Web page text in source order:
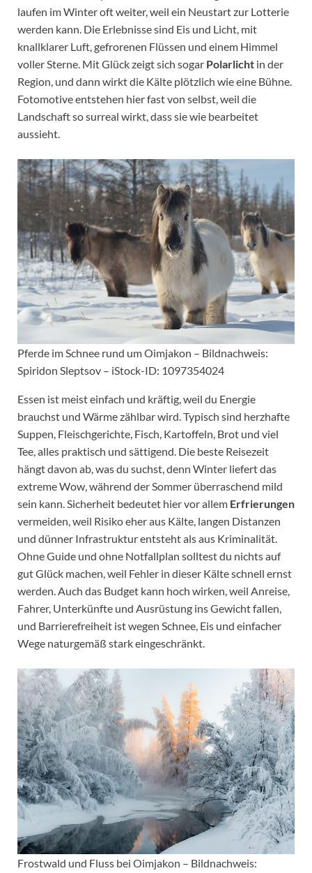
laufen im Winter oft weiter, weil ein Neustart zur Lotterie
werden kann. Die Erlebnisse sind Eis und Licht, mit
knallklarer Luft, gefrorenen Flüssen und einem Himmel
voller Sterne. Mit Glück zeigt sich sogar Polarlicht in der
Region, und dann wirkt die Kälte plötzlich wie eine Bühne.
Fotomotive entstehen hier fast von selbst, weil die
Landschaft so surreal wirkt, dass sie wie bearbeitet
aussieht.
Pferde im Schnee rund um Oimjakon – Bildnachweis:
Spiridon Sleptsov – iStock-ID: 1097354024
Essen ist meist einfach und kräftig, weil du Energie
brauchst und Wärme zählbar wird. Typisch sind herzhafte
Suppen, Fleischgerichte, Fisch, Kartoffeln, Brot und viel
Tee, alles praktisch und sättigend. Die beste Reisezeit
hängt davon ab, was du suchst, denn Winter liefert das
extreme Wow, während der Sommer überraschend mild
sein kann. Sicherheit bedeutet hier vor allem Erfrierungen
vermeiden, weil Risiko eher aus Kälte, langen Distanzen
und dünner Infrastruktur entsteht als aus Kriminalität.
Ohne Guide und ohne Notfallplan solltest du nichts auf
gut Glück machen, weil Fehler in dieser Kälte schnell ernst
werden. Auch das Budget kann hoch wirken, weil Anreise,
Fahrer, Unterkünfte und Ausrüstung ins Gewicht fallen,
und Barrierefreiheit ist wegen Schnee, Eis und einfacher
Wege naturgemäß stark eingeschränkt.
Frostwald und Fluss bei Oimjakon – Bildnachweis: